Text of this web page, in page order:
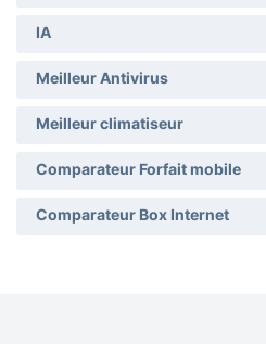
IA
Meilleur Antivirus
Meilleur climatiseur
Comparateur Forfait mobile
Comparateur Box Internet